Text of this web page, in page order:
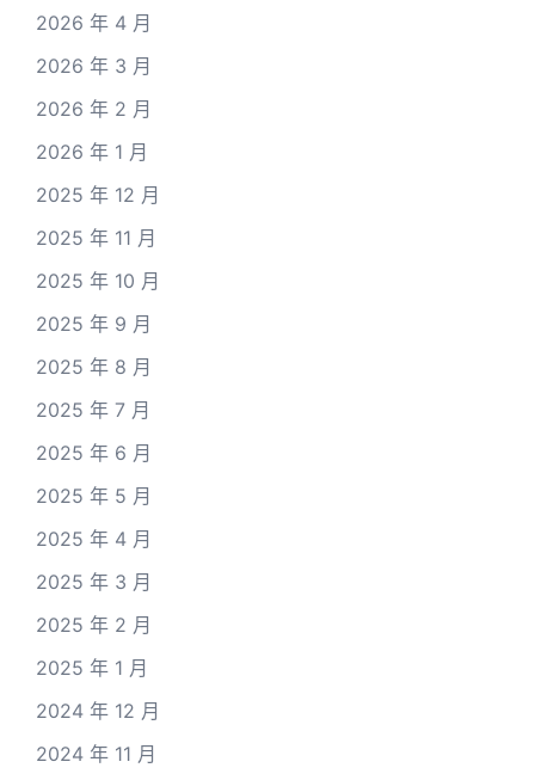
2026 年 4 月
2026 年 3 月
2026 年 2 月
2026 年 1 月
2025 年 12 月
2025 年 11 月
2025 年 10 月
2025 年 9 月
2025 年 8 月
2025 年 7 月
2025 年 6 月
2025 年 5 月
2025 年 4 月
2025 年 3 月
2025 年 2 月
2025 年 1 月
2024 年 12 月
2024 年 11 月